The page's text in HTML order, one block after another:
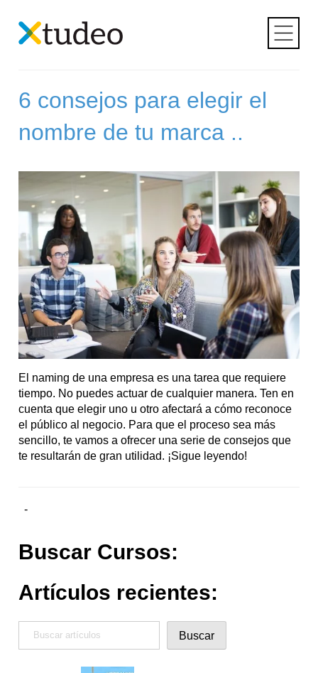
contentEtiqueta:
6 consejos para elegir el
nombre de tu marca ..
El naming de una empresa es una tarea que requiere
tiempo. No puedes actuar de cualquier manera. Ten en
cuenta que elegir uno u otro afectará a cómo reconoce
el público al negocio. Para que el proceso sea más
sencillo, te vamos a ofrecer una serie de consejos que
te resultarán de gran utilidad. ¡Sigue leyendo!
-
Buscar Cursos:
Artículos recientes:
Buscar